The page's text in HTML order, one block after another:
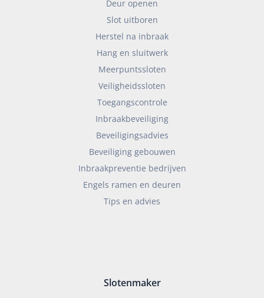
Deur openen
Slot uitboren
Herstel na inbraak
Hang en sluitwerk
Meerpuntssloten
Veiligheidssloten
Toegangscontrole
Inbraakbeveiliging
Beveiligingsadvies
Beveiliging gebouwen
Inbraakpreventie bedrijven
Engels ramen en deuren
Tips en advies
Slotenmaker